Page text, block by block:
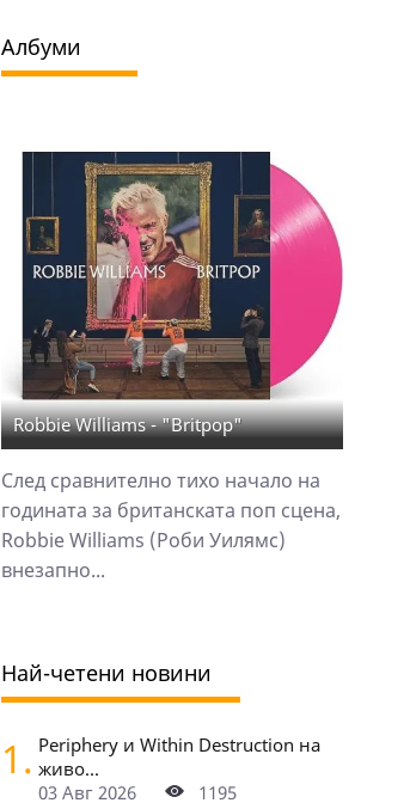
Албуми
Robbie Williams - "Britpop"
След сравнително тихо начало на
годината за британската поп сцена,
Robbie Williams (Роби Уилямс)
внезапно...
Най-четени новини
1. Periphery и Within Destruction на
живо...
03 Авг 2026
1195